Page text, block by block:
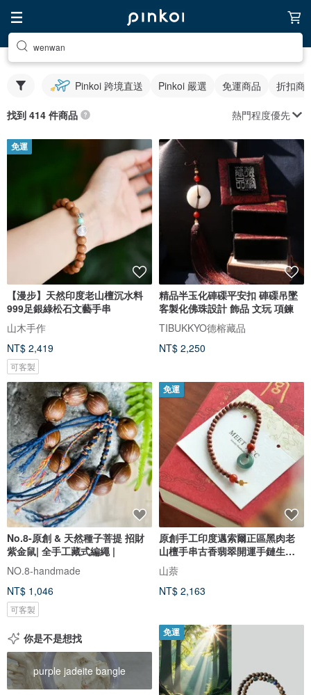
wenwan
Pinkoi 跨境直送 Pinkoi 嚴選 免運商品 折扣商
找到 414 件商品 熱門程度優先
免運
【漫步】天然印度老山檀沉水料
999足銀綠松石文藝手串
山木手作
NT$ 2,419
可客製
精品半玉化硨磲平安扣 硨磲吊墜
客製化佛珠設計 飾品 文玩 項鍊
TIBUKKYO德榕藏品
NT$ 2,250
No.8-原創 & 天然種子菩提 招財
紫金鼠| 全手工藏式編繩 |
NO.8-handmade
NT$ 1,046
可客製
免運
原創手工印度邁索爾正區黑肉老
山檀手串古香翡翠開運手鏈生日
祝福
山萘
NT$ 2,163
你是不是想找
purple jadeite bangle
免運